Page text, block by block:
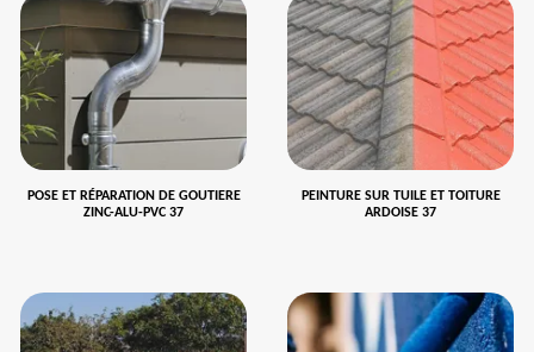
POSE ET RÉPARATION DE GOUTIERE
ZINC-ALU-PVC 37
PEINTURE SUR TUILE ET TOITURE
ARDOISE 37